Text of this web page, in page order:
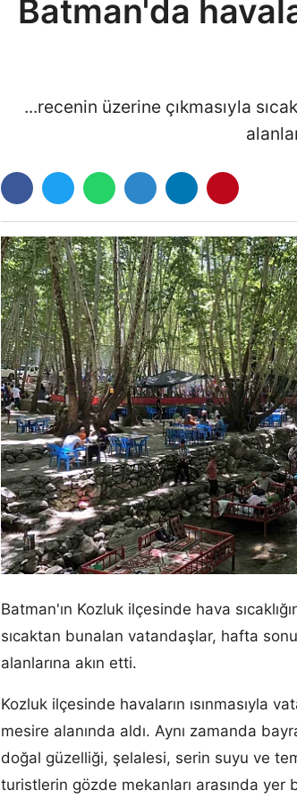
Batman'da
...recenin üzerine çıkmasıyla
Batman'ın Kozluk ilçesinde hava
sıcaktan bunalan vatandaşlar, hafta
alanlarına akın etti.
Kozluk ilçesinde havaların ısınmasıyla
mesire alanında aldı. Aynı zamanda
doğal güzelliği, şelalesi, serin suyu ve
turistlerin gözde mekanları arasında yer